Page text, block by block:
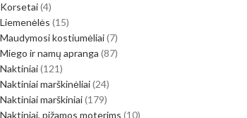
Korsetai 4
Liemenėlės 15
Maudymosi kostiumėliai 7
Miego ir namų apranga 87
Naktiniai 121
Naktiniai marškinėliai 24
Naktiniai marškiniai 179
Naktiniai, pižamos moterims 10